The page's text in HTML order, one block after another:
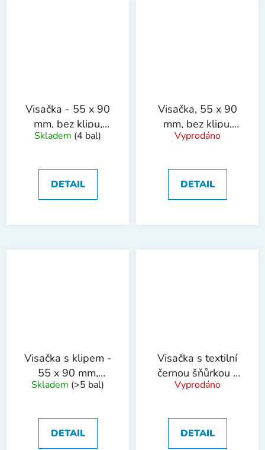
Visačka - 55 x 90
mm, bez klipu,
pevná, 50 ks
Skladem (4 bal)
DETAIL
Visačka, 55 x 90
mm, bez klipu,
pevná, 100 ks
Vyprodáno
DETAIL
Visačka s klipem -
55 x 90 mm,
pevná, 50 ks
Skladem (>5 bal)
DETAIL
Visačka s textilní
černou šňůrkou -
55 x 90mm,50ks
Vyprodáno
DETAIL